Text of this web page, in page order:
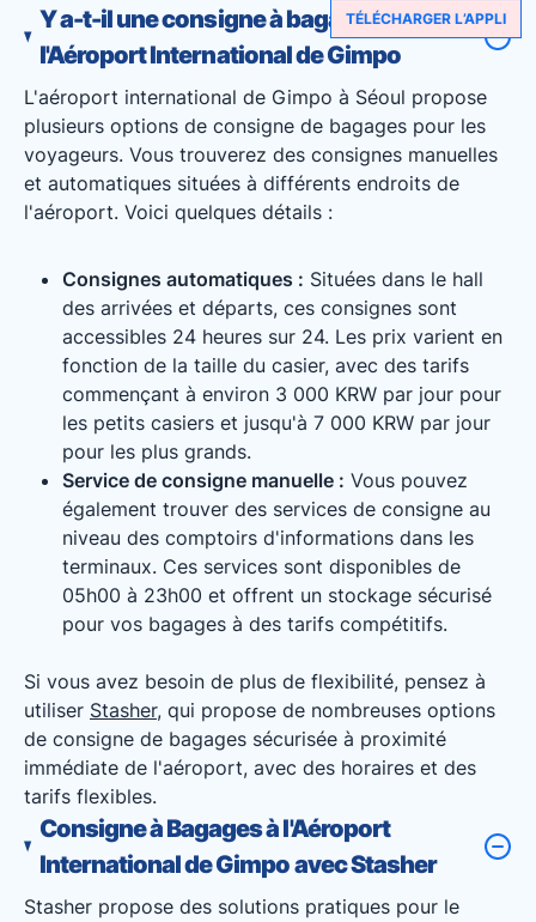
Y a-t-il une consigne à bagages à
l'Aéroport International de Gimpo
L'aéroport international de Gimpo à Séoul propose
plusieurs options de consigne de bagages pour les
voyageurs. Vous trouverez des consignes manuelles
et automatiques situées à différents endroits de
l'aéroport. Voici quelques détails :
Consignes automatiques : Situées dans le hall
des arrivées et départs, ces consignes sont
accessibles 24 heures sur 24. Les prix varient en
fonction de la taille du casier, avec des tarifs
commençant à environ 3 000 KRW par jour pour
les petits casiers et jusqu'à 7 000 KRW par jour
pour les plus grands.
Service de consigne manuelle : Vous pouvez
également trouver des services de consigne au
niveau des comptoirs d'informations dans les
terminaux. Ces services sont disponibles de
05h00 à 23h00 et offrent un stockage sécurisé
pour vos bagages à des tarifs compétitifs.
Si vous avez besoin de plus de flexibilité, pensez à
utiliser Stasher, qui propose de nombreuses options
de consigne de bagages sécurisée à proximité
immédiate de l'aéroport, avec des horaires et des
tarifs flexibles.
Consigne à Bagages à l'Aéroport
International de Gimpo avec Stasher
Stasher propose des solutions pratiques pour le
TÉLÉCHARGER L’APPLI